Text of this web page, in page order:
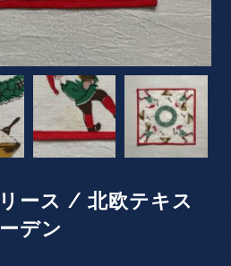
ース / 北欧テキス
デン